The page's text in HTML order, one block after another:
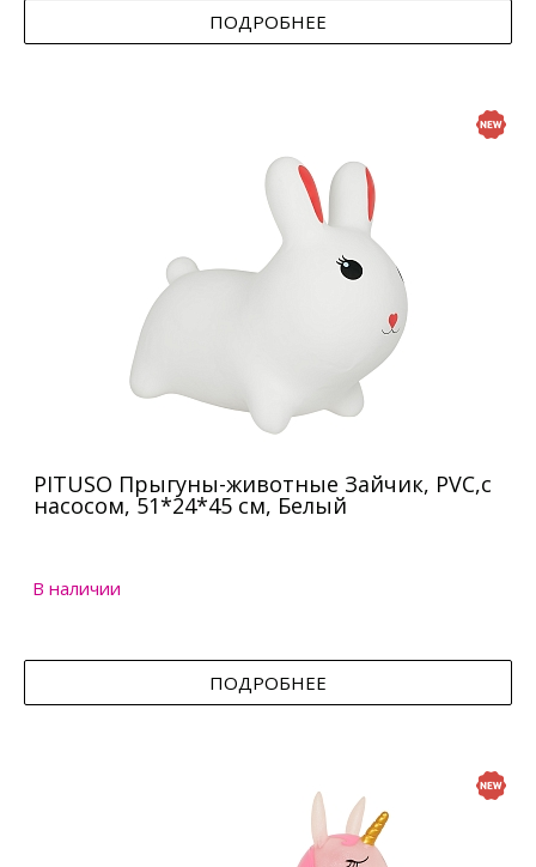
ПОДРОБНЕЕ
PITUSO Прыгуны-животные Зайчик, PVC,с
насосом, 51*24*45 см, Белый
В наличии
ПОДРОБНЕЕ